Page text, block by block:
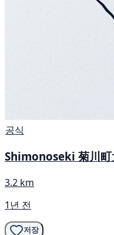
공식
Shimonoseki 菊川
3.2 km
1년 전
저장